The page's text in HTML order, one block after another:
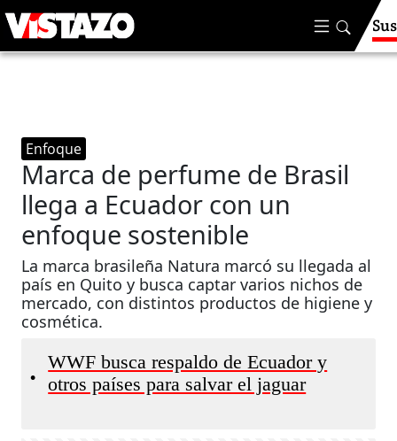
Enfoque
Marca de perfume de Brasil
llega a Ecuador con un
enfoque sostenible
La marca brasileña Natura marcó su llegada al
país en Quito y busca captar varios nichos de
mercado, con distintos productos de higiene y
cosmética.
•
WWF busca respaldo de Ecuador y
otros países para salvar el jaguar